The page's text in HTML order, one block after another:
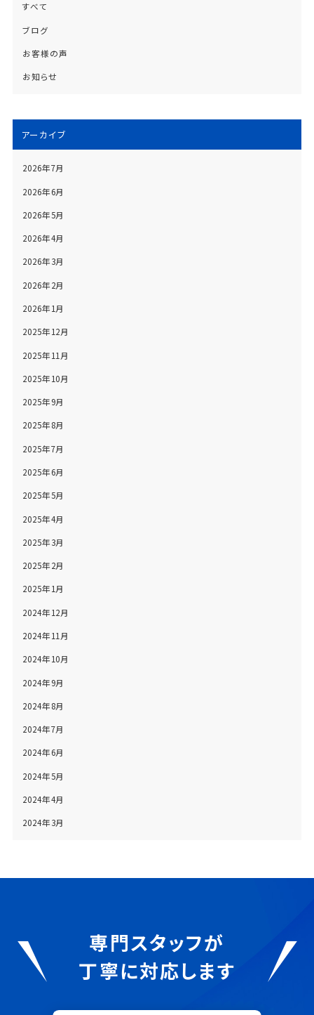
すべて
ブログ
お客様の声
お知らせ
アーカイブ
2026年7月
2026年6月
2026年5月
2026年4月
2026年3月
2026年2月
2026年1月
2025年12月
2025年11月
2025年10月
2025年9月
2025年8月
2025年7月
2025年6月
2025年5月
2025年4月
2025年3月
2025年2月
2025年1月
2024年12月
2024年11月
2024年10月
2024年9月
2024年8月
2024年7月
2024年6月
2024年5月
2024年4月
2024年3月
専門スタッフが
丁寧に対応します